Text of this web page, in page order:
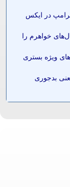
در ایکس
خواهرم را
ویژه بستری
بدجوری